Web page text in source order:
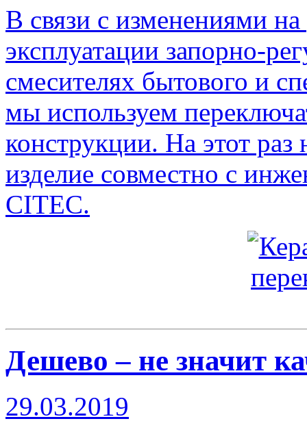
В связи с изменениями
эксплуатации запорно-
смесителях бытового и
мы используем
конструкции. На этот
изделие совместно с
CITEC.
Дешево – не значит
29.03.2019